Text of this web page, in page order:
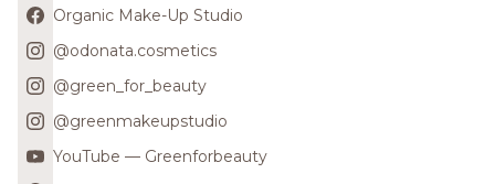
Organic Make-Up Studio
@odonata.cosmetics
@green_for_beauty
@greenmakeupstudio
YouTube — Greenforbeauty